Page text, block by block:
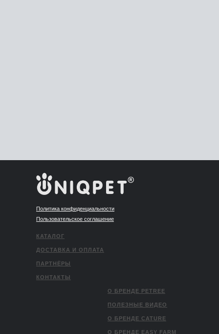
Политика конфиденциальности
Пользовательское соглашение
КАТАЛОГ
ДОСТАВКА И ОПЛАТА
ПАРТНЁРЫ
КОНТАКТЫ
О БРЕНДЕ PETREE
ПОЛЕЗНЫЕ ВИДЕО
О БРЕНДЕ CATURE
О БРЕНДЕ EASY FARM